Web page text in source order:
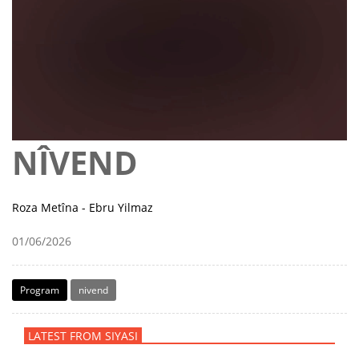
NÎVEND
Roza Metîna - Ebru Yilmaz
01/06/2026
Program nivend
LATEST FROM SIYASI